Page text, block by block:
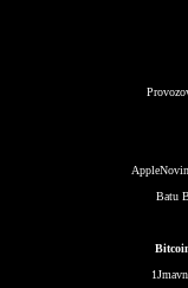
Batu